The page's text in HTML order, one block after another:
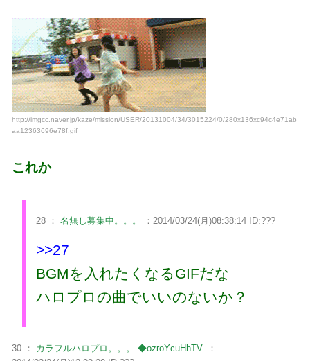
http://imgcc.naver.jp/kaze/mission/USER/20131004/34/3015224/0/280x136xc94c4e71ab
aa12363696e78f.gif
これか
28 ： 名無し募集中。。。 ：2014/03/24(月)08:38:14 ID:???
>>27
BGMを入れたくなるGIFだな
ハロプロの曲でいいのないか？
30 ： カラフルハロプロ。。。 ◆ozroYcuHhTV.
：